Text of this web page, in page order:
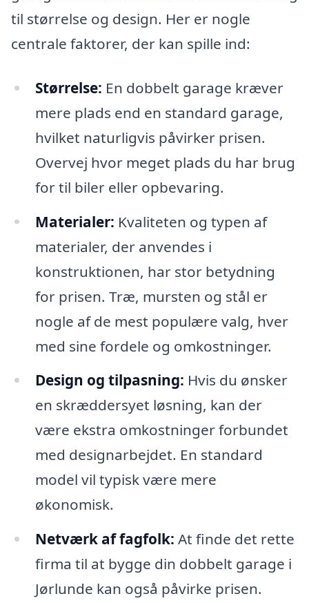
til størrelse og design. Her er nogle
centrale faktorer, der kan spille ind:
Størrelse: En dobbelt garage kræver
mere plads end en standard garage,
hvilket naturligvis påvirker prisen.
Overvej hvor meget plads du har brug
for til biler eller opbevaring.
Materialer: Kvaliteten og typen af
materialer, der anvendes i
konstruktionen, har stor betydning
for prisen. Træ, mursten og stål er
nogle af de mest populære valg, hver
med sine fordele og omkostninger.
Design og tilpasning: Hvis du ønsker
en skræddersyet løsning, kan der
være ekstra omkostninger forbundet
med designarbejdet. En standard
model vil typisk være mere
økonomisk.
Netværk af fagfolk: At finde det rette
firma til at bygge din dobbelt garage i
Jørlunde kan også påvirke prisen.